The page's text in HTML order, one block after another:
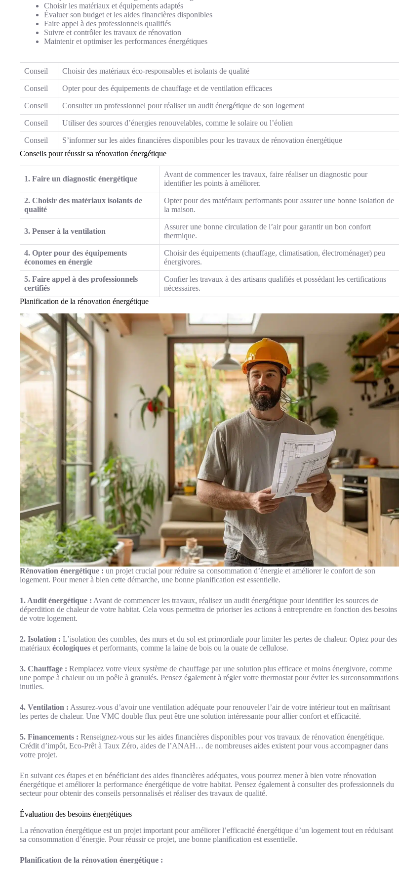
Choisir les matériaux et équipements adaptés
Évaluer son budget et les aides financières disponibles
Faire appel à des professionnels qualifiés
Suivre et contrôler les travaux de rénovation
Maintenir et optimiser les performances énergétiques
Conseil Choisir des matériaux éco-responsables et isolants de qualité
Conseil Opter pour des équipements de chauffage et de ventilation efficaces
Conseil Consulter un professionnel pour réaliser un audit énergétique de son logement
Conseil Utiliser des sources d’énergies renouvelables, comme le solaire ou l’éolien
Conseil
S’informer sur les aides financières disponibles pour les travaux de rénovation énergétique
Conseils pour réussir sa rénovation énergétique
1. Faire un diagnostic énergétique
Avant de commencer les travaux, faire réaliser un diagnostic pour
identifier les points à améliorer.
2. Choisir des matériaux isolants de
qualité
Opter pour des matériaux performants pour assurer une bonne isolation de
la maison.
3. Penser à la ventilation
Assurer une bonne circulation de l’air pour garantir un bon confort
thermique.
4. Opter pour des équipements
économes en énergie
Choisir des équipements (chauffage, climatisation, électroménager) peu
énergivores.
5. Faire appel à des professionnels
certifiés
Confier les travaux à des artisans qualifiés et possédant les certifications
nécessaires.
Planification de la rénovation énergétique
Rénovation énergétique : un projet crucial pour réduire sa consommation d’énergie et améliorer le confort de son
logement. Pour mener à bien cette démarche, une bonne planification est essentielle.
1. Audit énergétique : Avant de commencer les travaux, réalisez un audit énergétique pour identifier les sources de
déperdition de chaleur de votre habitat. Cela vous permettra de prioriser les actions à entreprendre en fonction des besoins
de votre logement.
2. Isolation : L’isolation des combles, des murs et du sol est primordiale pour limiter les pertes de chaleur. Optez pour des
matériaux écologiques et performants, comme la laine de bois ou la ouate de cellulose.
3. Chauffage : Remplacez votre vieux système de chauffage par une solution plus efficace et moins énergivore, comme
une pompe à chaleur ou un poêle à granulés. Pensez également à régler votre thermostat pour éviter les surconsommations
inutiles.
4. Ventilation : Assurez-vous d’avoir une ventilation adéquate pour renouveler l’air de votre intérieur tout en maîtrisant
les pertes de chaleur. Une VMC double flux peut être une solution intéressante pour allier confort et efficacité.
5. Financements : Renseignez-vous sur les aides financières disponibles pour vos travaux de rénovation énergétique.
Crédit d’impôt, Eco-Prêt à Taux Zéro, aides de l’ANAH… de nombreuses aides existent pour vous accompagner dans
votre projet.
En suivant ces étapes et en bénéficiant des aides financières adéquates, vous pourrez mener à bien votre rénovation
énergétique et améliorer la performance énergétique de votre habitat. Pensez également à consulter des professionnels du
secteur pour obtenir des conseils personnalisés et réaliser des travaux de qualité.
Évaluation des besoins énergétiques
La rénovation énergétique est un projet important pour améliorer l’efficacité énergétique d’un logement tout en réduisant
sa consommation d’énergie. Pour réussir ce projet, une bonne planification est essentielle.
Planification de la rénovation énergétique :